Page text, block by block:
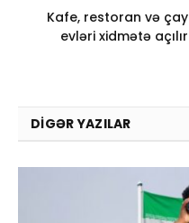
Kafe, restoran və çay
evləri xidmətə açılır
DIGƏR YAZILAR